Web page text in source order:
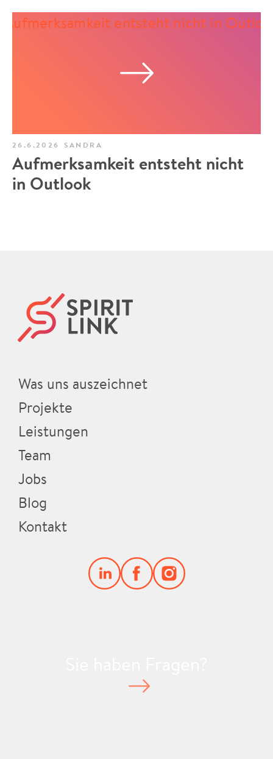
26.6.2026 SANDRA
Aufmerksamkeit entsteht nicht
in Outlook
Was uns auszeichnet
Projekte
Leistungen
Team
Jobs
Blog
Kontakt